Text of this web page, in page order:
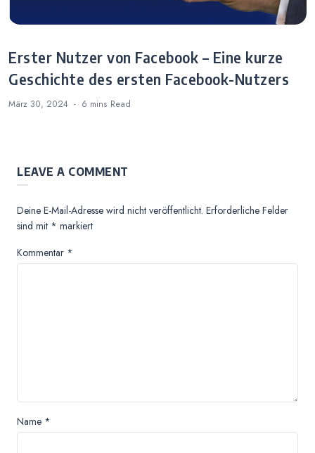
Erster Nutzer von Facebook – Eine kurze
Geschichte des ersten Facebook-Nutzers
März 30, 2024 6 mins Read
LEAVE A COMMENT
Deine E-Mail-Adresse wird nicht veröffentlicht. Erforderliche Felder
sind mit * markiert
Kommentar *
Name *